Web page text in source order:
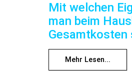
Mit welchen
man beim
Gesamtkosten
Mehr Lesen...